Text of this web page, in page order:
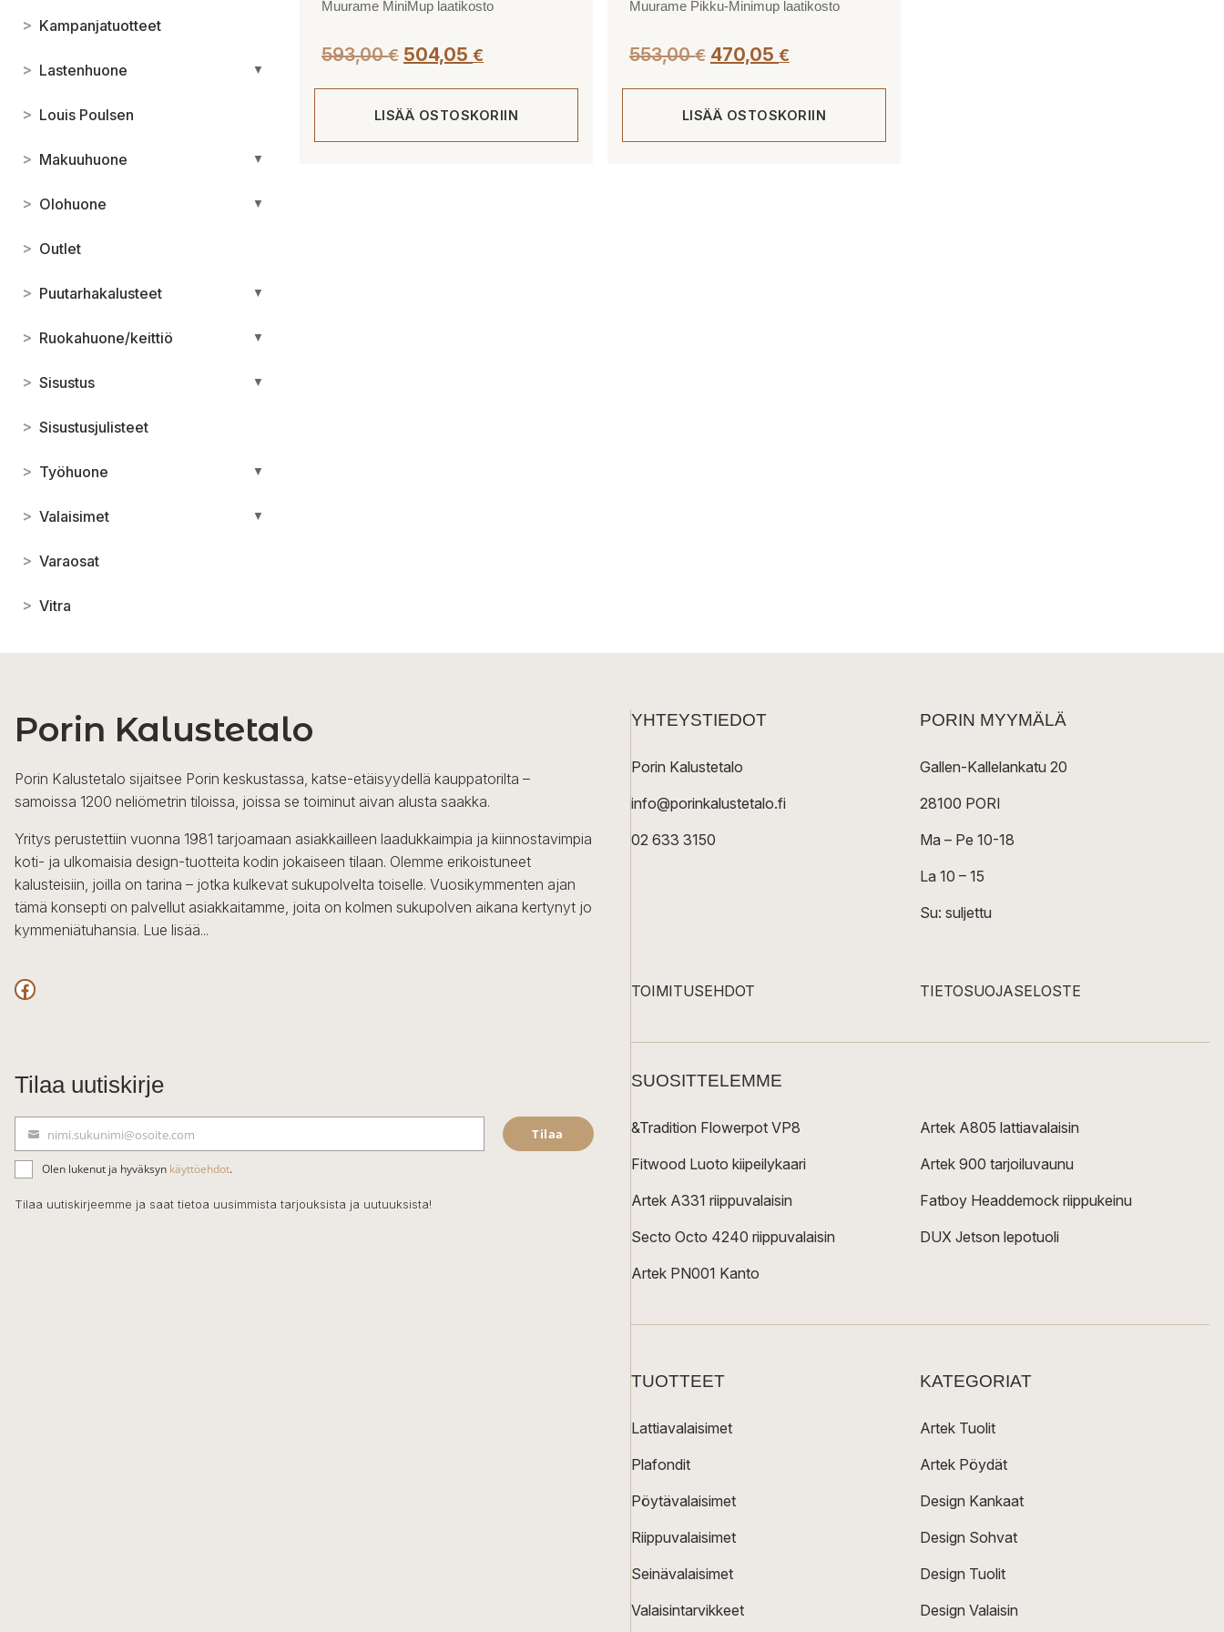
> Kampanjatuotteet
> Lastenhuone ▼
> Louis Poulsen
> Makuuhuone ▼
> Olohuone ▼
> Outlet
> Puutarhakalusteet ▼
> Ruokahuone/keittiö ▼
> Sisustus ▼
> Sisustusjulisteet
> Työhuone ▼
> Valaisimet ▼
> Varaosat
> Vitra
Muurame MiniMup laatikosto
593,00€ 504,05 €
LISÄÄ OSTOSKORIIN
Muurame Pikku-Minimup laatikosto
553,00€ 470,05 €
LISÄÄ OSTOSKORIIN
Porin Kalustetalo
Porin Kalustetalo sijaitsee Porin keskustassa, katse-etäisyydellä kauppatorilta –
samoissa 1200 neliömetrin tiloissa, joissa se toiminut aivan alusta saakka.
Yritys perustettiin vuonna 1981 tarjoamaan asiakkailleen laadukkaimpia ja kiinnostavimpia
koti- ja ulkomaisia design-tuotteita kodin jokaiseen tilaan. Olemme erikoistuneet
kalusteisiin, joilla on tarina – jotka kulkevat sukupolvelta toiselle. Vuosikymmenten ajan
tämä konsepti on palvellut asiakkaitamme, joita on kolmen sukupolven aikana kertynyt jo
kymmeniätuhansia. Lue lisää...
Facebook
Tilaa uutiskirje
ä
h
k
nimi.sukunimi@osoite.com Tilaa
Olen lukenut ja hyväksyn käyttöehdot.
Tilaa uutiskirjeemme ja saat tietoa uusimmista tarjouksista ja uutuuksista!
YHTEYSTIEDOT
Porin Kalustetalo
info@porinkalustetalo.fi
02 633 3150
PORIN MYYMÄLÄ
Gallen-Kallelankatu 20
28100 PORI
Ma – Pe 10-18
La 10 – 15
Su: suljettu
TOIMITUSEHDOT TIETOSUOJASELOSTE
SUOSITTELEMME
&Tradition Flowerpot VP8
Fitwood Luoto kiipeilykaari
Artek A331 riippuvalaisin
Secto Octo 4240 riippuvalaisin
Artek PN001 Kanto
Artek A805 lattiavalaisin
Artek 900 tarjoiluvaunu
Fatboy Headdemock riippukeinu
DUX Jetson lepotuoli
TUOTTEET
Lattiavalaisimet
Plafondit
Pöytävalaisimet
Riippuvalaisimet
Seinävalaisimet
Valaisintarvikkeet
KATEGORIAT
Artek Tuolit
Artek Pöydät
Design Kankaat
Design Sohvat
Design Tuolit
Design Valaisin